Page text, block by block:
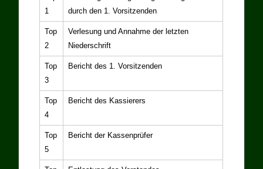
1
durch den 1. Vorsitzenden
Top
2
Verlesung und Annahme der letzten
Niederschrift
Top
3
Bericht des 1. Vorsitzenden
Top
4
Bericht des Kassierers
Top
5
Bericht der Kassenprüfer